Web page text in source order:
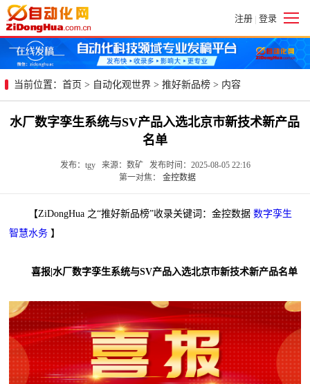
注册 | 登录
当前位置： 首页 > 自动化观世界 > 推好新品榜 > 内容
水厂数字孪生系统与SV产品入选北京市新技术新产品
名单
发布：tgy 来源：数矿 发布时间：2025-08-05 22:16
第一对焦： 金控数据
【ZiDongHua 之“推好新品榜”收录关键词：金控数据数字孪生
智慧水务 】
喜报|水厂数字孪生系统与SV产品入选北京市新技术新产品名单